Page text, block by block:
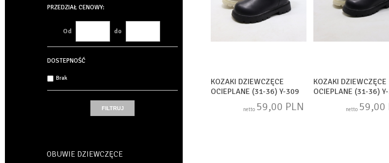
PRZEDZIAŁ CENOWY:
Od do
DOSTEPNOŚĆ
Brak
OBUWIE DZIEWCZĘCE
KOZAKI DZIEWCZĘCE
OCIEPLANE (31-36) Y-309
netto 59,00 PLN
KOZAKI DZIEWCZĘCE
OCIEPLANE (31-36)
netto 59,00